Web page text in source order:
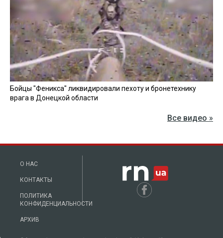
Бойцы "Феникса" ликвидировали пехоту и бронетехнику
врага в Донецкой области
Все видео »
О НАС
КОНТАКТЫ
ПОЛИТИКА
КОНФИДЕНЦИАЛЬНОСТИ
АРХИВ